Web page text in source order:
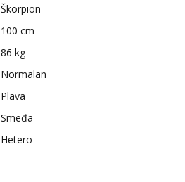
Škorpion
100 cm
86 kg
Normalan
Plava
Smeđa
Hetero